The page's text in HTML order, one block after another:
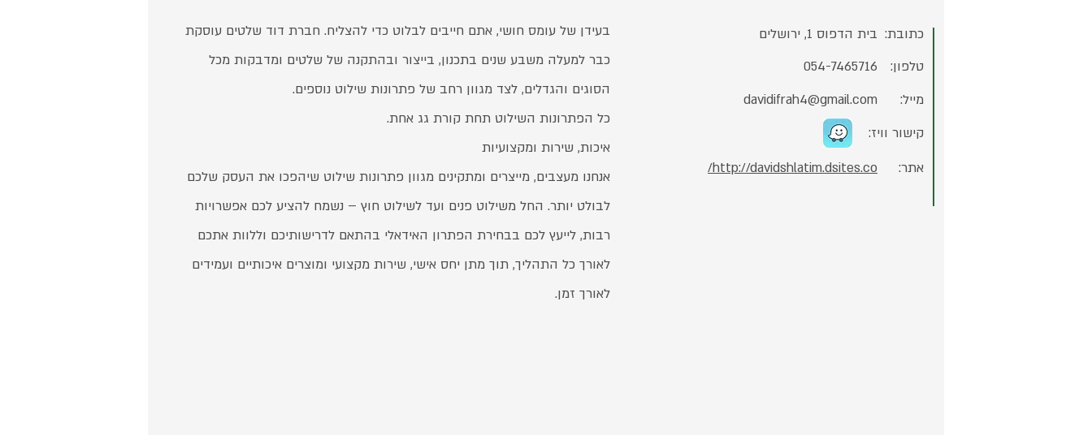
בעידן של עומס חושי, אתם חייבים לבלוט כדי להצליח. חברת דוד שלטים עוסקת
כבר למעלה משבע שנים בתכנון, בייצור ובהתקנה של שלטים ומדבקות מכל
הסוגים והגדלים, לצד מגוון רחב של פתרונות שילוט נוספים.
כל הפתרונות השילוט תחת קורת גג אחת.
איכות, שירות ומקצועיות
אנחנו מעצבים, מייצרים ומתקינים מגוון פתרונות שילוט שיהפכו את העסק שלכם
לבולט יותר. החל משילוט פנים ועד לשילוט חוץ – נשמח להציע לכם אפשרויות
רבות, לייעץ לכם בבחירת הפתרון האידאלי בהתאם לדרישותיכם וללוות אתכם
לאורך כל התהליך, תוך מתן יחס אישי, שירות מקצועי ומוצרים איכותיים ועמידים
לאורך זמן.
בית הדפוס 1, ירושלים כתובת:
054-7465716
טלפון:
davidifrah4@gmail.com
מייל:
קישור וויז:
http://davidshlatim.dsites.co/
אתר: